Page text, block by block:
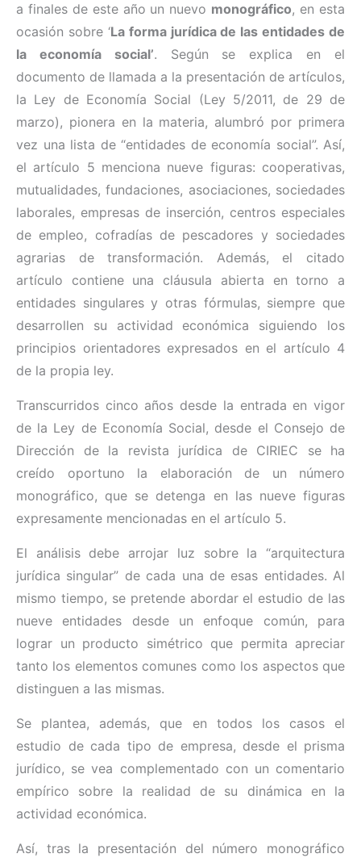
a finales de este año un nuevo monográfico, en esta
ocasión sobre ‘La forma jurídica de las entidades de
la economía social’. Según se explica en el
documento de llamada a la presentación de artículos,
la Ley de Economía Social (Ley 5/2011, de 29 de
marzo), pionera en la materia, alumbró por primera
vez una lista de “entidades de economía social”. Así,
el artículo 5 menciona nueve figuras: cooperativas,
mutualidades, fundaciones, asociaciones, sociedades
laborales, empresas de inserción, centros especiales
de empleo, cofradías de pescadores y sociedades
agrarias de transformación. Además, el citado
artículo contiene una cláusula abierta en torno a
entidades singulares y otras fórmulas, siempre que
desarrollen su actividad económica siguiendo los
principios orientadores expresados en el artículo 4
de la propia ley.
Transcurridos cinco años desde la entrada en vigor
de la Ley de Economía Social, desde el Consejo de
Dirección de la revista jurídica de CIRIEC se ha
creído oportuno la elaboración de un número
monográfico, que se detenga en las nueve figuras
expresamente mencionadas en el artículo 5.
El análisis debe arrojar luz sobre la “arquitectura
jurídica singular” de cada una de esas entidades. Al
mismo tiempo, se pretende abordar el estudio de las
nueve entidades desde un enfoque común, para
lograr un producto simétrico que permita apreciar
tanto los elementos comunes como los aspectos que
distinguen a las mismas.
Se plantea, además, que en todos los casos el
estudio de cada tipo de empresa, desde el prisma
jurídico, se vea complementado con un comentario
empírico sobre la realidad de su dinámica en la
actividad económica.
Así, tras la presentación del número monográfico